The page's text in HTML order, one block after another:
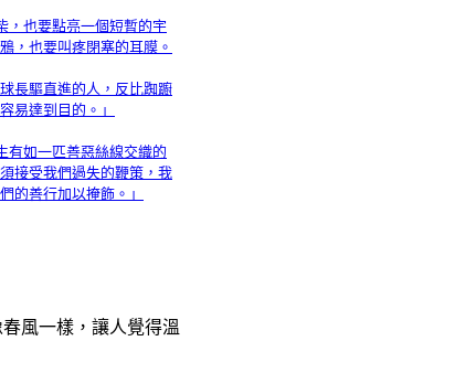
，也要點亮一個短暫的宇
，也要叫疼閉塞的耳膜。
長驅直進的人，反比踟躕
易達到目的。」
有如一匹善惡絲線交織的
接受我們過失的鞭策，我
的善行加以掩飾。」
風一樣，讓人覺得溫